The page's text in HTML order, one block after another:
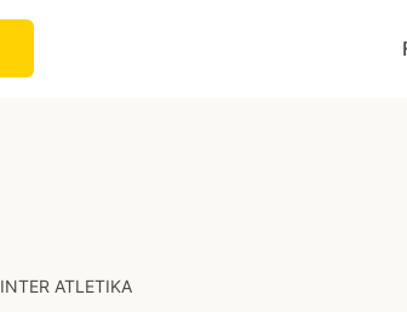
INTER ATLETIKA